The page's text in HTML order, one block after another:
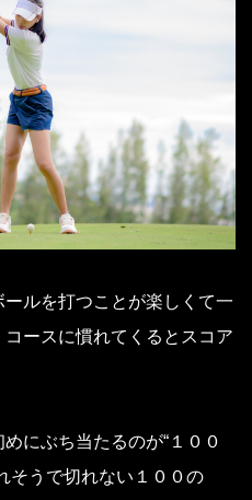
ルを打つことが楽しくて一
ースに慣れてくるとスコア
にぶち当たるのが“１００
そうで切れない１００の